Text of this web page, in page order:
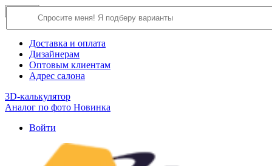
О компании
Доставка и оплата
Дизайнерам
Оптовым клиентам
Адрес салона
3D-калькулятор
Аналог по фото Новинка
Войти